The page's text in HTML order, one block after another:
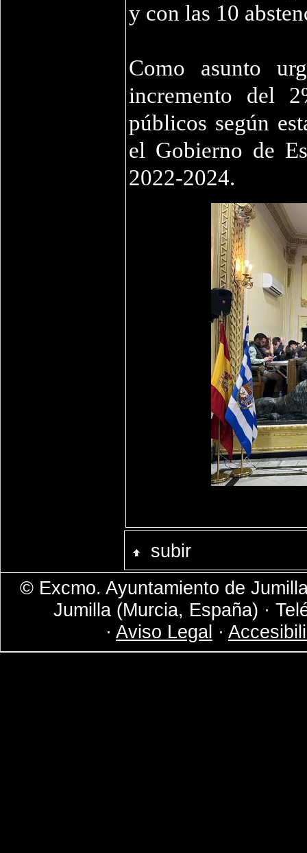
y con las 10
Como asunto
incremento del
públicos según
el Gobierno de
2022-2024.
subir
© Excmo. Ayuntamiento de
Jumilla (Murcia, España) ·
· Aviso Legal ·